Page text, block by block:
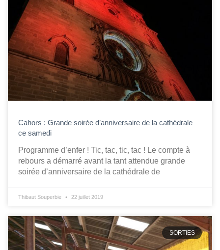
Cahors : Grande soirée d’anniversaire de la cathédrale
ce samedi
Programme d’enfer ! Tic, tac, tic, tac ! Le compte à
rebours a démarré avant la tant attendue grande
soirée d’anniversaire de la cathédrale de
Thibaut Souperbie 22 juillet 2019
SORTIES